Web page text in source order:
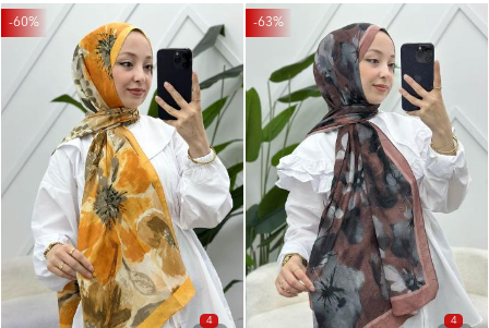
-60%
4
-63%
4